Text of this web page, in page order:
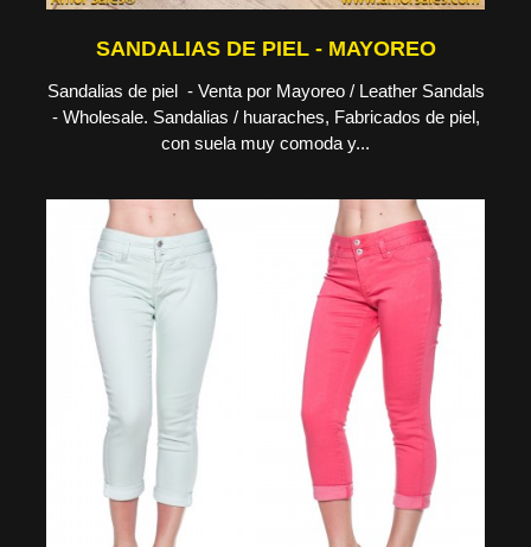
SANDALIAS DE PIEL - MAYOREO
Sandalias de piel - Venta por Mayoreo / Leather Sandals
- Wholesale. Sandalias / huaraches, Fabricados de piel,
con suela muy comoda y...